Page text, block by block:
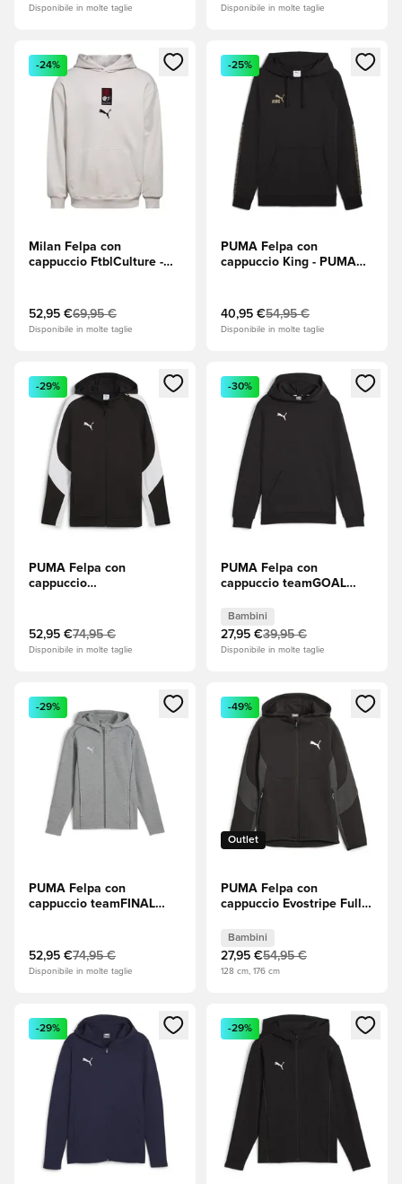
Disponibile in molte taglie Disponibile in molte taglie
Apre una finestra modale per accedere o registrarsi come
-24%
Milan Felpa con
cappuccio FtblCulture -
52,95 €69,95 €
Disponibile in molte taglie
Apre una finestra modale
-25%
PUMA Felpa con
cappuccio King - PUMA
40,95 €54,95 €
Disponibile in molte taglie
Apre una finestra modale per accedere o registrarsi come
-29%
PUMA Felpa con
cappuccio
(Argento)/PUMA White
(Bianco)
52,95 €74,95 €
Disponibile in molte taglie
Apre una finestra modale
-30%
PUMA Felpa con
cappuccio teamGOAL
Bambini
27,95 €39,95 €
Disponibile in molte taglie
Apre una finestra modale per accedere o registrarsi come
-29%
PUMA Felpa con
cappuccio teamFINAL
mélange)/Puma Silver
(Argento)
52,95 €74,95 €
Disponibile in molte taglie
Apre una finestra modale
Outlet
-49%
PUMA Felpa con
cappuccio Evostripe Full
Bambini
27,95 €54,95 €
128 cm, 176 cm
Apre una finestra modale per accedere o registrarsi come
-29%
Apre una finestra modale
-29%